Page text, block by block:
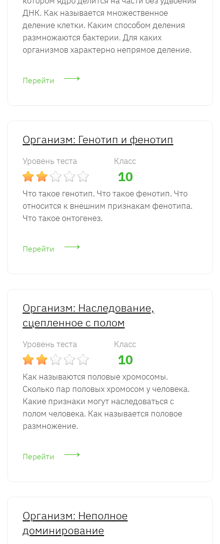
ДНК. Как называется множественное
деление клетки. Каким способом деления
размножаются бактерии. Для каких
организмов характерно непрямое деление.
Перейти
Организм: Генотип и фенотип
Уровень теста Класс
10
Что такое генотип. Что такое фенотип. Что
относится к внешним признакам фенотипа.
Что такое онтогенез.
Перейти
Организм: Наследование,
сцепленное с полом
Уровень теста Класс
10
Как называются половые хромосомы.
Сколько пар половых хромосом у человека.
Какие признаки могут наследоваться с
полом человека. Как называется половое
размножение.
Перейти
Организм: Неполное
доминирование